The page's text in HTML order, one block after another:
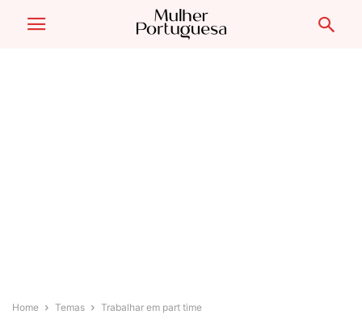
Home Temas Trabalhar em part time